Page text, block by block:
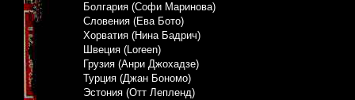
Болгария (Софи Маринова)
Словения (Ева Бото)
Хорватия (Нина Бадрич)
Швеция (Loreen)
Грузия (Анри Джохадзе)
Турция (Джан Бономо)
Эстония (Отт Лепленд)